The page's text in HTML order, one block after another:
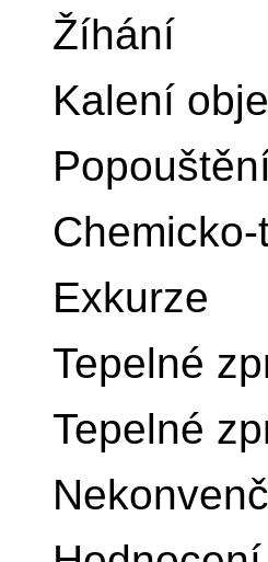
Žíhání
Kalení
Exkurze
Tepelné
Tepelné